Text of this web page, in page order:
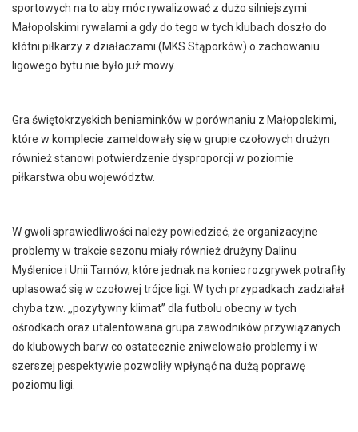
sportowych na to aby móc rywalizować z dużo silniejszymi
Małopolskimi rywalami a gdy do tego w tych klubach doszło do
kłótni piłkarzy z działaczami (MKS Stąporków) o zachowaniu
ligowego bytu nie było już mowy.
Gra świętokrzyskich beniaminków w porównaniu z Małopolskimi,
które w komplecie zameldowały się w grupie czołowych drużyn
również stanowi potwierdzenie dysproporcji w poziomie
piłkarstwa obu województw.
W gwoli sprawiedliwości należy powiedzieć, że organizacyjne
problemy w trakcie sezonu miały również drużyny Dalinu
Myślenice i Unii Tarnów, które jednak na koniec rozgrywek potrafiły
uplasować się w czołowej trójce ligi. W tych przypadkach zadziałał
chyba tzw. ,,pozytywny klimat” dla futbolu obecny w tych
ośrodkach oraz utalentowana grupa zawodników przywiązanych
do klubowych barw co ostatecznie zniwelowało problemy i w
szerszej pespektywie pozwoliły wpłynąć na dużą poprawę
poziomu ligi.